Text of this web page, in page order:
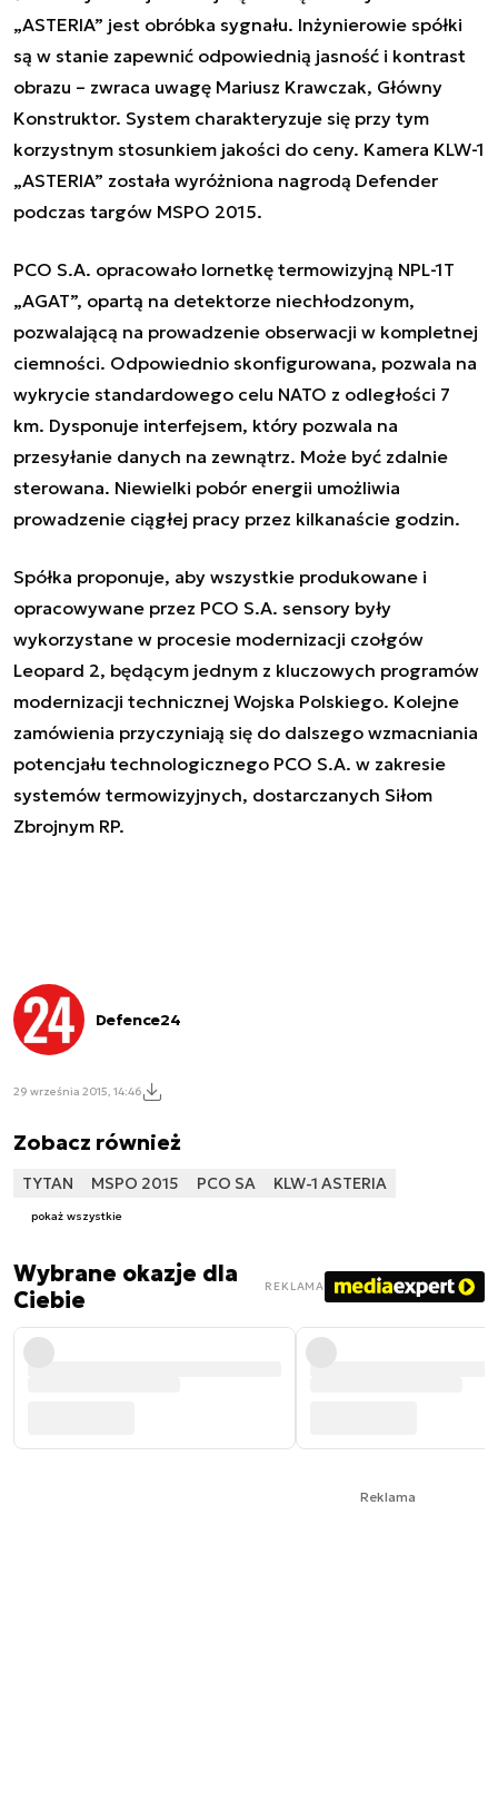
„ASTERIA” jest obróbka sygnału. Inżynierowie spółki
są w stanie zapewnić odpowiednią jasność i kontrast
obrazu – zwraca uwagę Mariusz Krawczak, Główny
Konstruktor. System charakteryzuje się przy tym
korzystnym stosunkiem jakości do ceny. Kamera KLW-1
„ASTERIA” została wyróżniona nagrodą Defender
podczas targów MSPO 2015.
PCO S.A. opracowało lornetkę termowizyjną NPL-1T
„AGAT”, opartą na detektorze niechłodzonym,
pozwalającą na prowadzenie obserwacji w kompletnej
ciemności. Odpowiednio skonfigurowana, pozwala na
wykrycie standardowego celu NATO z odległości 7
km. Dysponuje interfejsem, który pozwala na
przesyłanie danych na zewnątrz. Może być zdalnie
sterowana. Niewielki pobór energii umożliwia
prowadzenie ciągłej pracy przez kilkanaście godzin.
Spółka proponuje, aby wszystkie produkowane i
opracowywane przez PCO S.A. sensory były
wykorzystane w procesie modernizacji czołgów
Leopard 2, będącym jednym z kluczowych programów
modernizacji technicznej Wojska Polskiego. Kolejne
zamówienia przyczyniają się do dalszego wzmacniania
potencjału technologicznego PCO S.A. w zakresie
systemów termowizyjnych, dostarczanych Siłom
Zbrojnym RP.
Defence24
29 września 2015, 14:46
Zobacz również
TYTAN MSPO 2015 PCO SA KLW-1 ASTERIA
pokaż wszystkie
Wybrane okazje dla
Ciebie
REKLAMA
Reklama